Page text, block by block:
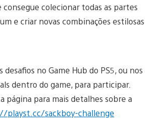
consegue colecionar todas as partes
e criar novas combinações estilosas
desafios no Game Hub do PS5, ou nos
dentro do game, para participar.
página para mais detalhes sobre a
playst.cc/sackboy-challenge